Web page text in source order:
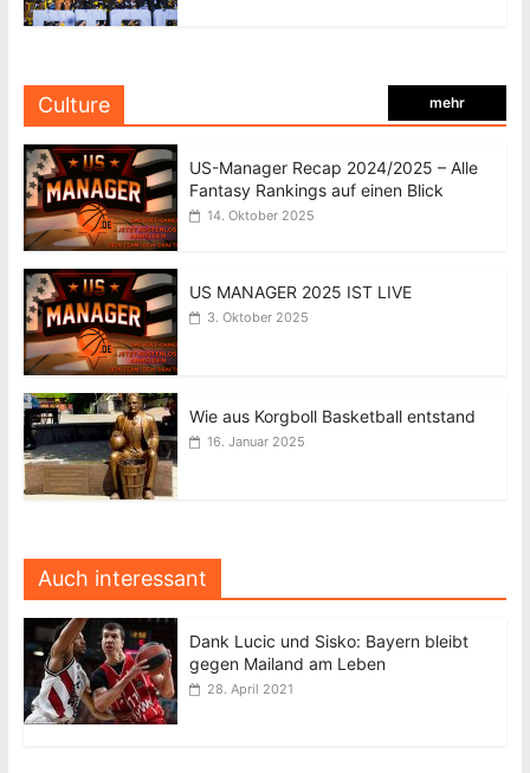
Culture mehr
US-Manager Recap 2024/2025 – Alle
Fantasy Rankings auf einen Blick
14. Oktober 2025
US MANAGER 2025 IST LIVE
3. Oktober 2025
Wie aus Korgboll Basketball entstand
16. Januar 2025
Auch interessant
Dank Lucic und Sisko: Bayern bleibt
gegen Mailand am Leben
28. April 2021